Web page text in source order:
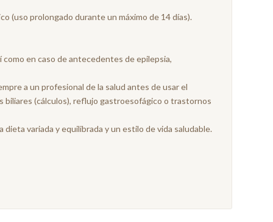
(uso prolongado durante un máximo de 14 días).
en caso de antecedentes de epilepsia,
a un profesional de la salud antes de usar el
biliares (cálculos), reflujo gastroesofágico o trastornos
variada y equilibrada y un estilo de vida saludable.